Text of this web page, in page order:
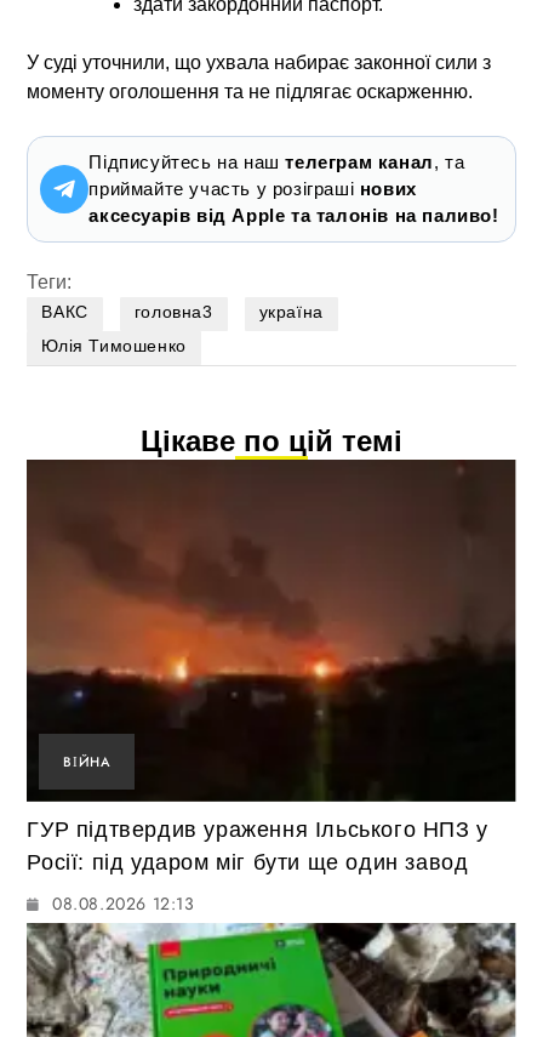
здати закордонний паспорт.
У суді уточнили, що ухвала набирає законної сили з
моменту оголошення та не підлягає оскарженню.
Підписуйтесь на наштелеграм канал, та
приймайте участь у розіграші нових
аксесуарів від Apple та талонів на паливо!
Теги:
ВАКС головна3
україна
Юлія Тимошенко
Цікаве по цій темі
ВІЙНА
ГУР підтвердив ураження Ільського НПЗ у
Росії: під ударом міг бути ще один завод
08.08.2026 12:13